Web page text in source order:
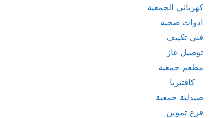
كهربائي الجمعية
ادوات صحية
فني تكييف
توصيل غاز
مطعم جمعية
كافتيريا
صيدلية جمعية
فرع تموين